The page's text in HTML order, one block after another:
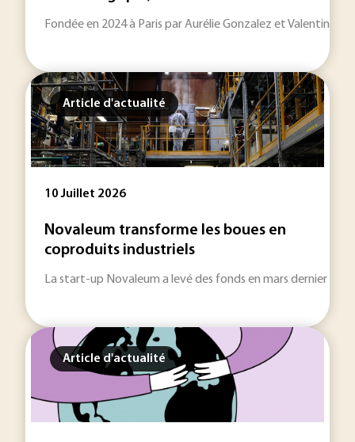
Fondée en 2024 à Paris par Aurélie Gonzalez et Valentin
Article d'actualité
10 Juillet 2026
Novaleum transforme les boues en
coproduits industriels
La start-up Novaleum a levé des fonds en mars dernier
Article d'actualité